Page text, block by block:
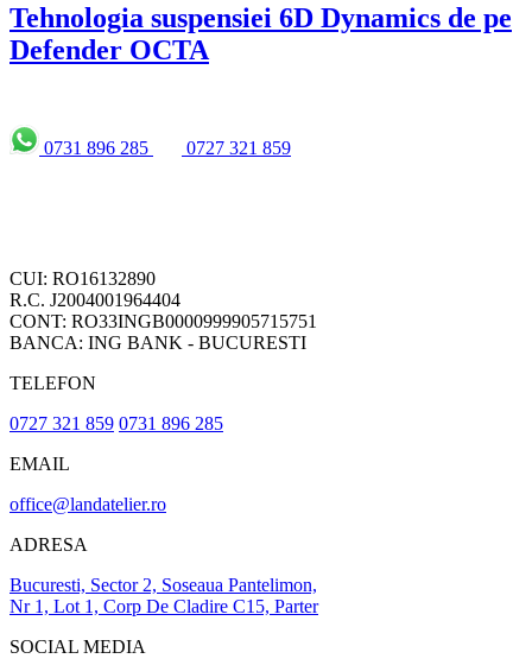
Tehnologia suspensiei 6D Dynamics de pe
Defender OCTA
0731 896 285 0727 321 859
CUI: RO16132890
R.C. J2004001964404
CONT: RO33INGB0000999905715751
BANCA: ING BANK - BUCURESTI
TELEFON
0727 321 859 0731 896 285
EMAIL
office@landatelier.ro
ADRESA
Bucuresti, Sector 2, Soseaua Pantelimon,
Nr 1, Lot 1, Corp De Cladire C15, Parter
SOCIAL MEDIA